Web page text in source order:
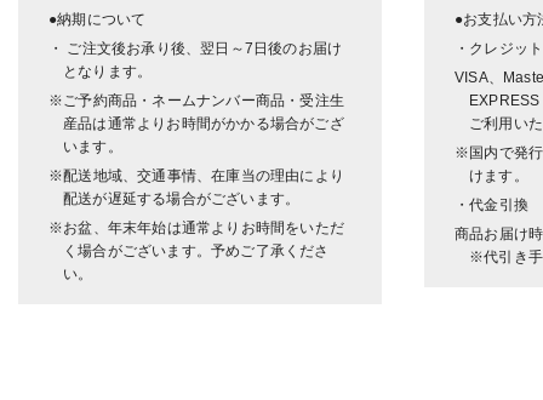
●納期について
・ ご注文後お承り後、翌日～7日後のお届け
となります。
※ご予約商品・ネームナンバー商品・受注生
産品は通常よりお時間がかかる場合がござ
います。
※配送地域、交通事情、在庫当の理由により
配送が遅延する場合がございます。
※お盆、年末年始は通常よりお時間をいただ
く場合がございます。予めご了承くださ
い。
●お支払い方
・クレジッ
VISA、
ご利用い
※国内で発
けます。
・代金引換
商品お届け
※代引き